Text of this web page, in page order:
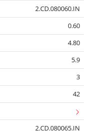
2.CD.080060.IN
0.60
4.80
5.9
3
42
2.CD.080065.IN